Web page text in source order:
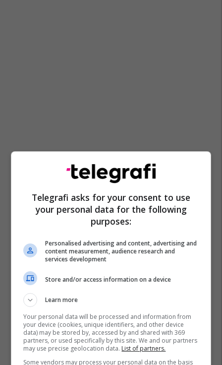
Promo
Si Bernardo Silva mund ta
dëshmojë vetën si pasuesi i
Luka Modricit te Real Madridi?
A po don me rrnu n’deti?
Kursimet mund t’ju sjellin një
Banka Ekonomike
biznesit tuaj online
Plan B
Telegrafi asks for your consent to use
your personal data for the following
purposes:
Personalised advertising and content, advertising and
content measurement, audience research and
services development
Store and/or access information on a device
Learn more
Your personal data will be processed and information from
your device (cookies, unique identifiers, and other device
data) may be stored by, accessed by and shared with 369
partners, or used specifically by this site. We and our partners
may use precise geolocation data. List of partners.
Some vendors may process your personal data on the basis